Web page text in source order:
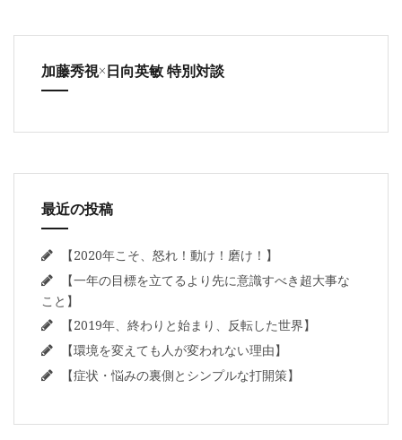
加藤秀視×日向英敏 特別対談
最近の投稿
【2020年こそ、怒れ！動け！磨け！】
【一年の目標を立てるより先に意識すべき超大事な
こと】
【2019年、終わりと始まり、反転した世界】
【環境を変えても人が変われない理由】
【症状・悩みの裏側とシンプルな打開策】